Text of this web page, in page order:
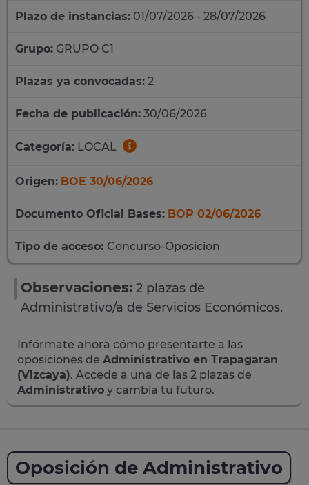
Plazo de instancias: 01/07/2026 - 28/07/2026
Grupo: GRUPO C1
Plazas ya convocadas: 2
Fecha de publicación: 30/06/2026
Categoría: LOCAL
Origen: BOE 30/06/2026
Documento Oficial Bases: BOP 02/06/2026
Tipo de acceso: Concurso-Oposicion
Observaciones: 2 plazas de
Administrativo/a de Servicios Económicos.
Infórmate ahora cómo presentarte a las
oposiciones de Administrativo en Trapagaran
(Vizcaya). Accede a una de las 2 plazas de
Administrativo y cambia tu futuro.
Oposición de Administrativo